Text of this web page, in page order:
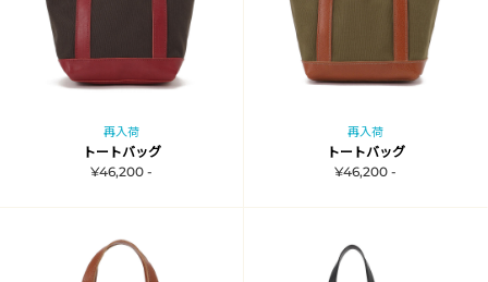
再入荷
トートバッグ
¥46,200 -
再入荷
トートバッグ
¥46,200 -